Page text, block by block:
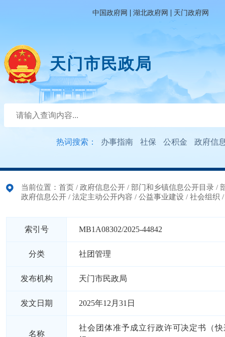
中国政府网 | 湖北政府网 | 天门政府网
天门市民政局
热词搜索： 办事指南 社保 公积金 政府信
当前位置： 首页 / 政府信息公开 / 部门和乡镇信息公开目录 /
政府信息公开 / 法定主动公开内容 / 公益事业建设 / 社会组织
索引号 MB1A08302/2025-44842
分类 社团管理
发布机构 天门市民政局
发文日期 2025年12月31日
名称
社会团体准予成立行政许可决定书（